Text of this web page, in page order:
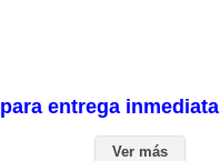
entrega inmediata
Ver más